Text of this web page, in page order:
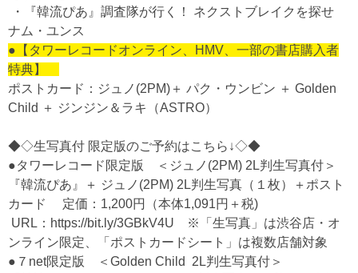
・『韓流ぴあ』調査隊が行く！ ネクストブレイクを探せ
ナム・ユンス
●【タワーレコードオンライン、HMV、一部の書店購入者
特典】
ポストカード：ジュノ(2PM)＋ パク・ウンビン ＋ Golden
Child ＋ ジンジン＆ラキ（ASTRO）
◆◇生写真付 限定版のご予約はこちら↓◇◆
●タワーレコード限定版 ＜ジュノ(2PM) 2L判生写真付＞
『韓流ぴあ』＋ ジュノ(2PM) 2L判生写真（１枚）＋ポスト
カード 定価：1,200円（本体1,091円＋税)
URL： https://bit.ly/3GBkV4U ※「生写真」は渋谷店・オ
ンライン限定、「ポストカードシート」は複数店舗対象
●７net限定版 ＜Golden Child 2L判生写真付＞